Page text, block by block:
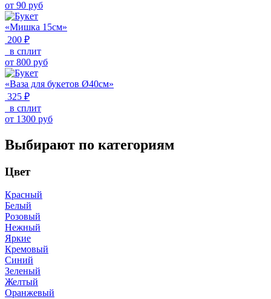
от 90 руб
«Мишка 15см»
200 ₽
в сплит
от 800 руб
«Ваза для букетов Ø40см»
325 ₽
в сплит
от 1300 руб
Выбирают по категориям
Цвет
Красный
Белый
Розовый
Нежный
Яркие
Кремовый
Синий
Зеленый
Желтый
Оранжевый